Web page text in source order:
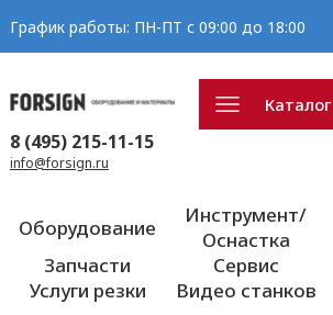
График работы: ПН-ПТ с 09:00 до 18:00
Каталог
8 (495) 215-11-15
info@forsign.ru
Оборудование
Инструмент/
Оснастка
Запчасти
Сервис
Услуги резки
Видео станков